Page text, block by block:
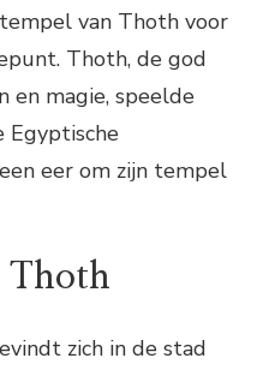
van Thoth voor
Thoth, de god
en magie, speelde
Egyptische
eer om zijn tempel
Thoth
zich in de stad